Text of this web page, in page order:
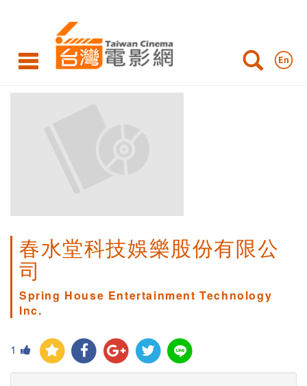
春水堂科技娛樂股份有限公
司
Spring House Entertainment Technology
Inc.
1